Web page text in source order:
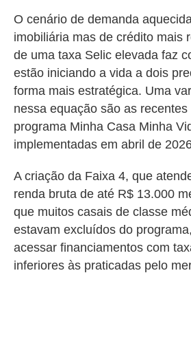
O cenário de demanda
imobiliária mas de crédito mais
de uma taxa Selic elevada faz
estão iniciando a vida a dois
forma mais estratégica. Uma
nessa equação são as
programa Minha Casa Minha
implementadas em abril de
A criação da Faixa 4, que
renda bruta de até R$ 13.000
que muitos casais de classe
estavam excluídos do
acessar financiamentos com
inferiores às praticadas pelo